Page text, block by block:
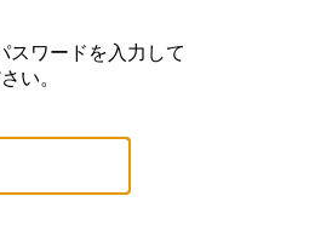
スワードを入力して
い。